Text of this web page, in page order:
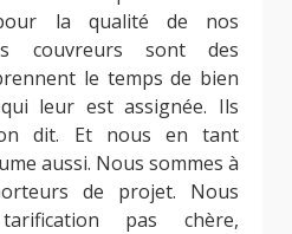
la qualité de nos
couvreurs sont des
le temps de bien
leur est assignée. Ils
dit. Et nous en tant
aussi. Nous sommes à
de projet. Nous
pas chère,